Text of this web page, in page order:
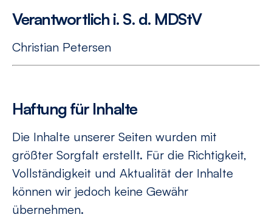
Verantwortlich i. S. d. MDStV
Christian Petersen
Haftung für Inhalte
Die Inhalte unserer Seiten wurden mit
größter Sorgfalt erstellt. Für die Richtigkeit,
Vollständigkeit und Aktualität der Inhalte
können wir jedoch keine Gewähr
übernehmen.